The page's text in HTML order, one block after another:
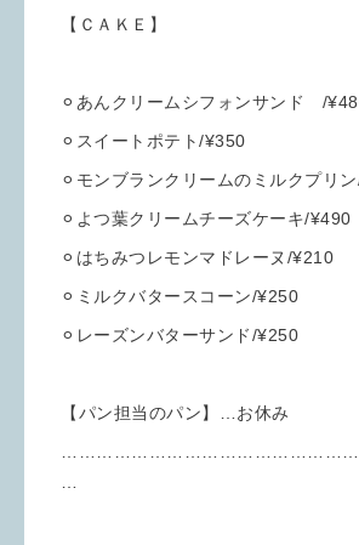
【ＣＡＫＥ】
⚪︎あんクリームシフォンサンド /
⚪︎スイートポテト/¥350
⚪︎モンブランクリームのミルクプリ
⚪︎よつ葉クリームチーズケーキ/¥490
⚪︎はちみつレモンマドレーヌ/¥210
⚪︎ミルクバタースコーン/¥250
⚪︎レーズンバターサンド/¥250
【パン担当のパン】…お休み